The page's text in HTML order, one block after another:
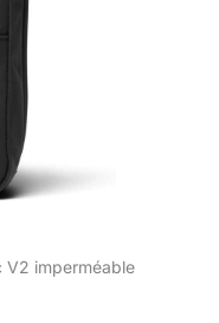
V2 imperméable